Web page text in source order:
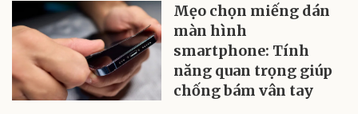
Mẹo chọn miếng dán
màn hình
smartphone: Tính
năng quan trọng giúp
chống bám vân tay